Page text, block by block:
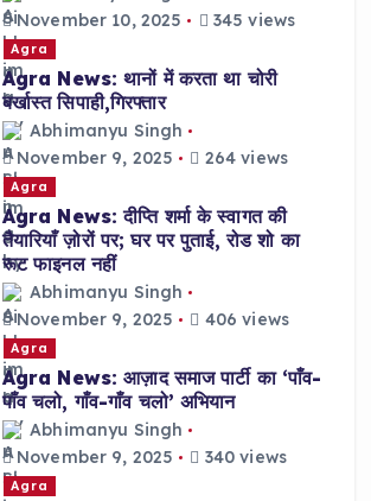
November 10, 2025
345 views
Agra
Agra News: थानों में करता था चोरी
बर्खास्त सिपाही,गिरफ्तार
Abhimanyu Singh
November 9, 2025
264 views
Agra
Agra News: दीप्ति शर्मा के स्वागत की
तैयारियाँ ज़ोरों पर; घर पर पुताई, रोड शो का
रूट फाइनल नहीं
Abhimanyu Singh
November 9, 2025
406 views
Agra
Agra News: आज़ाद समाज पार्टी का ‘पाँव-
पाँव चलो, गाँव-गाँव चलो’ अभियान
Abhimanyu Singh
November 9, 2025
340 views
Agra